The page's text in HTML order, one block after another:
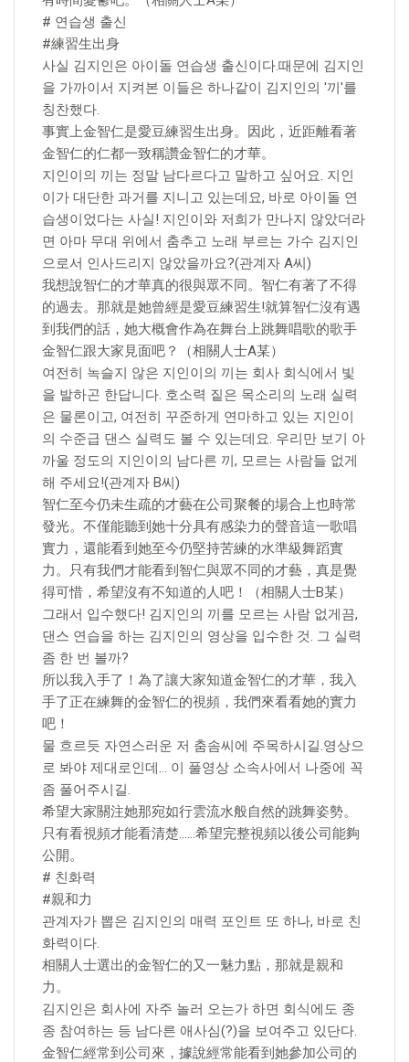
# 연습생 출신
#練習生出身
사실 김지인은 아이돌 연습생 출신이다.때문에 김지인
을 가까이서 지켜본 이들은 하나같이 김지인의 '끼'를
칭찬했다.
事實上金智仁是愛豆練習生出身。因此，近距離看著
金智仁的仁都一致稱讚金智仁的才華。
지인이의 끼는 정말 남다르다고 말하고 싶어요. 지인
이가 대단한 과거를 지니고 있는데요, 바로 아이돌 연
습생이었다는 사실! 지인이와 저희가 만나지 않았더라
면 아마 무대 위에서 춤추고 노래 부르는 가수 김지인
으로서 인사드리지 않았을까요?(관계자 A씨)
我想說智仁的才華真的很與眾不同。智仁有著了不得
的過去。那就是她曾經是愛豆練習生!就算智仁沒有遇
到我們的話，她大概會作為在舞台上跳舞唱歌的歌手
金智仁跟大家見面吧？（相關人士A某）
여전히 녹슬지 않은 지인이의 끼는 회사 회식에서 빛
을 발하곤 한답니다. 호소력 짙은 목소리의 노래 실력
은 물론이고, 여전히 꾸준하게 연마하고 있는 지인이
의 수준급 댄스 실력도 볼 수 있는데요. 우리만 보기 아
까울 정도의 지인이의 남다른 끼, 모르는 사람들 없게
해 주세요!(관계자 B씨)
智仁至今仍未生疏的才藝在公司聚餐的場合上也時常
發光。不僅能聽到她十分具有感染力的聲音這一歌唱
實力，還能看到她至今仍堅持苦練的水準級舞蹈實
力。只有我們才能看到智仁與眾不同的才藝，真是覺
得可惜，希望沒有不知道的人吧！（相關人士B某）
그래서 입수했다! 김지인의 끼를 모르는 사람 없게끔,
댄스 연습을 하는 김지인의 영상을 입수한 것. 그 실력
좀 한 번 볼까?
所以我入手了！為了讓大家知道金智仁的才華，我入
手了正在練舞的金智仁的視頻，我們來看看她的實力
吧！
물 흐르듯 자연스러운 저 춤솜씨에 주목하시길.영상으
로 봐야 제대로인데… 이 풀영상 소속사에서 나중에 꼭
좀 풀어주시길.
希望大家關注她那宛如行雲流水般自然的跳舞姿勢。
只有看視頻才能看清楚……希望完整視頻以後公司能夠
公開。
# 친화력
#親和力
관계자가 뽑은 김지인의 매력 포인트 또 하나, 바로 친
화력이다.
相關人士選出的金智仁的又一魅力點，那就是親和
力。
김지인은 회사에 자주 놀러 오는가 하면 회식에도 종
종 참여하는 등 남다른 애사심(?)을 보여주고 있단다.
金智仁經常到公司來，據說經常能看到她參加公司的